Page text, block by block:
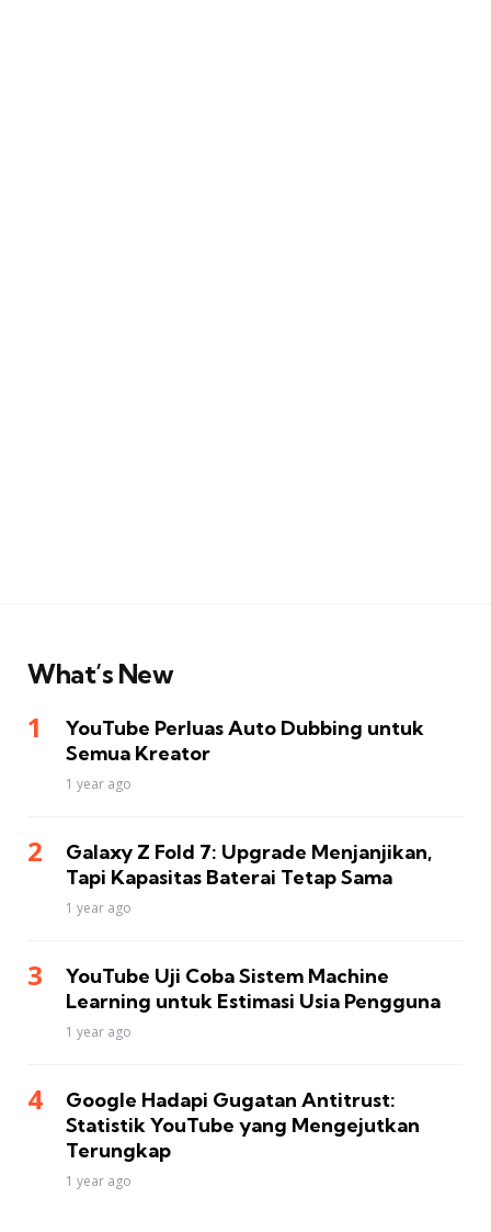
What’s New
YouTube Perluas Auto Dubbing untuk
Semua Kreator
1 year ago
Galaxy Z Fold 7: Upgrade Menjanjikan,
Tapi Kapasitas Baterai Tetap Sama
1 year ago
YouTube Uji Coba Sistem Machine
Learning untuk Estimasi Usia Pengguna
1 year ago
Google Hadapi Gugatan Antitrust:
Statistik YouTube yang Mengejutkan
Terungkap
1 year ago